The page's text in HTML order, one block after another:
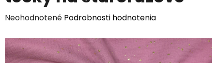
Priemerné
produktu
je
Neohodnotené Podrobnosti hodnotenia